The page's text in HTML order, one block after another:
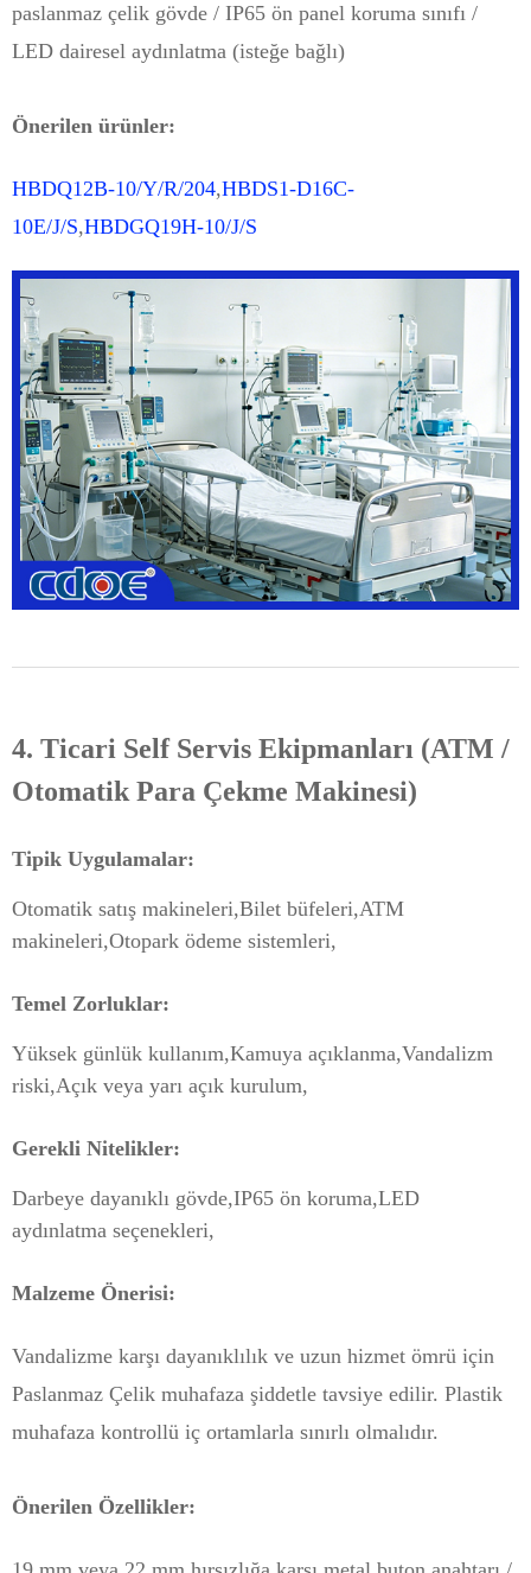
paslanmaz çelik gövde / IP65 ön panel koruma sınıfı /
LED dairesel aydınlatma (isteğe bağlı)
Önerilen ürünler:
HBDQ12B-10/Y/R/204,HBDS1-D16C-
10E/J/S,HBDGQ19H-10/J/S
4. Ticari Self Servis Ekipmanları (ATM /
Otomatik Para Çekme Makinesi)
Tipik Uygulamalar:
Otomatik satış makineleri,Bilet büfeleri,ATM
makineleri,Otopark ödeme sistemleri,
Temel Zorluklar:
Yüksek günlük kullanım,Kamuya açıklanma,Vandalizm
riski,Açık veya yarı açık kurulum,
Gerekli Nitelikler:
Darbeye dayanıklı gövde,IP65 ön koruma,LED
aydınlatma seçenekleri,
Malzeme Önerisi:
Vandalizme karşı dayanıklılık ve uzun hizmet ömrü için
Paslanmaz Çelik muhafaza şiddetle tavsiye edilir. Plastik
muhafaza kontrollü iç ortamlarla sınırlı olmalıdır.
Önerilen Özellikler: